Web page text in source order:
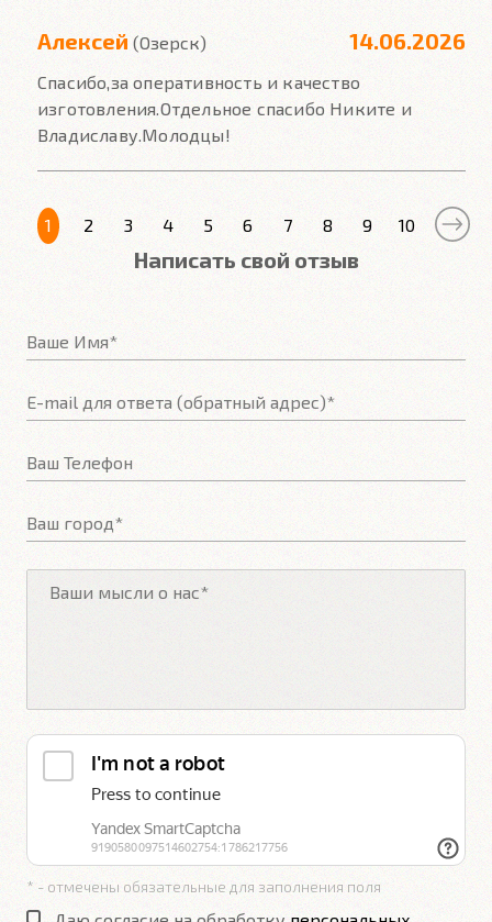
Алексей (Озерск) 14.06.2026
Спасибо,за оперативность и качество
изготовления.Отдельное спасибо Никите и
Владиславу.Молодцы!
1 2 3 4 5 6 7 8 9 10
Написать свой отзыв
* - отмечены обязательные для заполнения поля